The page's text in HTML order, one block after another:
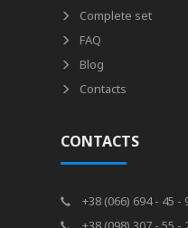
Complete set
FAQ
Blog
Contacts
CONTACTS
+38 (066) 694 - 45 -